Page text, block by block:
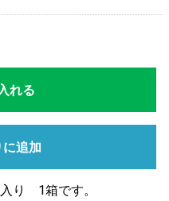
れる
追加
り 1箱です。